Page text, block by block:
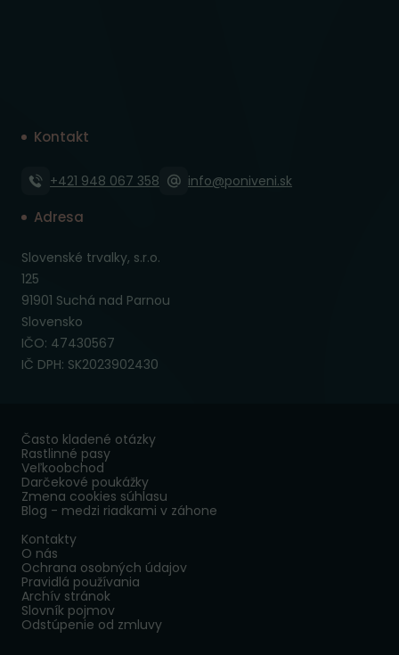
Kontakt
+421 948 067 358 info@poniveni.sk
Adresa
Slovenské trvalky, s.r.o.
125
91901 Suchá nad Parnou
Slovensko
IČO: 47430567
IČ DPH: SK2023902430
Často kladené otázky
Rastlinné pasy
Veľkoobchod
Darčekové poukážky
Zmena cookies súhlasu
Blog - medzi riadkami v záhone
Kontakty
O nás
Ochrana osobných údajov
Pravidlá používania
Archív stránok
Slovník pojmov
Odstúpenie od zmluvy